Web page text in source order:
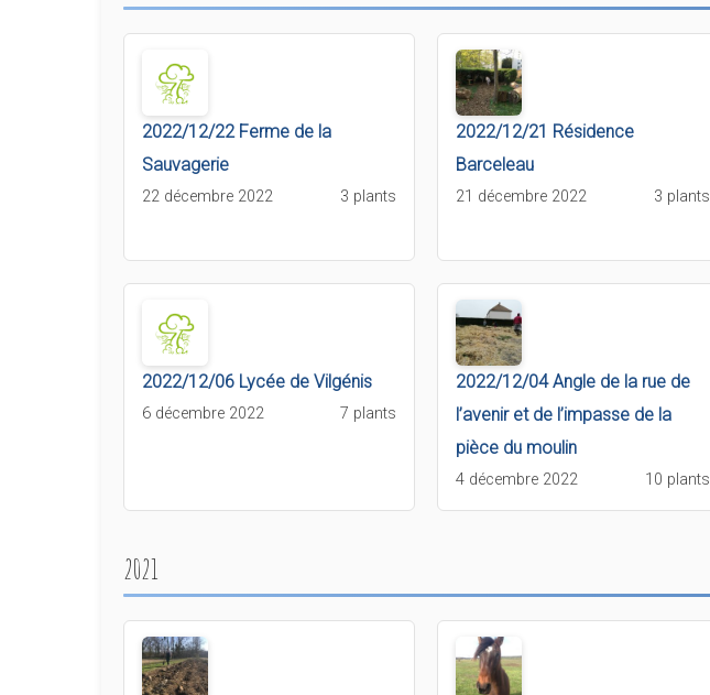
2022/12/22 Ferme de la
Sauvagerie
22 décembre 2022 3 plants
2022/12/21 Résidence
Barceleau
21 décembre 2022 3 plants
2022/12/06 Lycée de Vilgénis
6 décembre 2022 7 plants
2022/12/04 Angle de la rue de
l’avenir et de l’impasse de la
pièce du moulin
4 décembre 2022 10 plants
2021